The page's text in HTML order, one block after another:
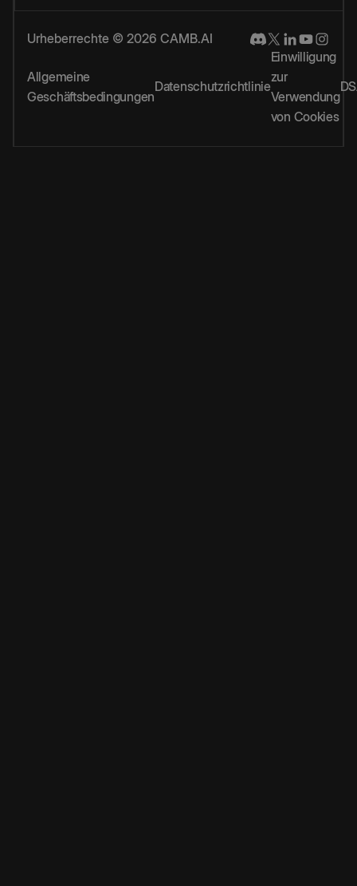
Urheberrechte © 2026 CAMB.AI
Allgemeine
Geschäftsbedingungen
Datenschutzrichtlinie
Einwilligung
zur
Verwendung
von Cookies